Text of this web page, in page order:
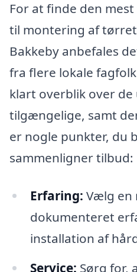
For at finde den
til montering af
Bakkeby anbefales
fra flere lokale
klart overblik over
tilgængelige, samt
er nogle punkter, du
sammenligner tilbud:
Erfaring: Vælg en
dokumenteret
installation af
Service: Sørg for,